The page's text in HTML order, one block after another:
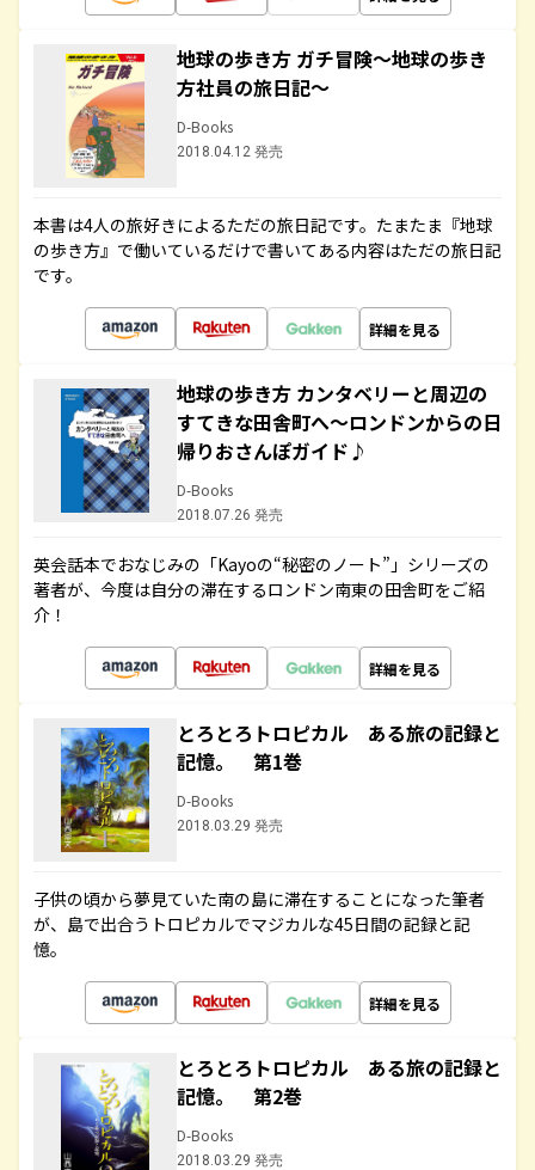
地球の歩き方 ガチ冒険～地球の歩き
方社員の旅日記～
D-Books
2018.04.12 発売
本書は4人の旅好きによるただの旅日記です。たまたま『地球
の歩き方』で働いているだけで書いてある内容はただの旅日記
です。
詳細を見る
地球の歩き方 カンタベリーと周辺の
すてきな田舎町へ～ロンドンからの日
帰りおさんぽガイド♪
D-Books
2018.07.26 発売
英会話本でおなじみの「Kayoの“秘密のノート”」シリーズの
著者が、今度は自分の滞在するロンドン南東の田舎町をご紹
介！
詳細を見る
とろとろトロピカル ある旅の記録と
記憶。 第1巻
D-Books
2018.03.29 発売
子供の頃から夢見ていた南の島に滞在することになった筆者
が、島で出合うトロピカルでマジカルな45日間の記録と記
憶。
詳細を見る
とろとろトロピカル ある旅の記録と
記憶。 第2巻
D-Books
2018.03.29 発売